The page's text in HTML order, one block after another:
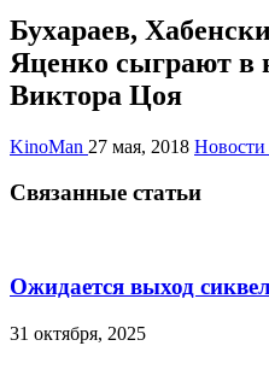
Бухараев,
Яценко сыграют в
Виктора Цоя
KinoMan 27 мая, 2018
Связанные статьи
Ожидается выход
31 октября, 2025